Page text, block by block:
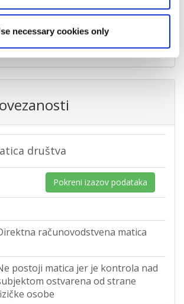
necessary cookies only
Donje Podotočje
Hrvatska
društva
Pokreni izazov podataka
računovodstvena matica
postoji matica jer je kontrola nad
ostvarena od strane
osobe